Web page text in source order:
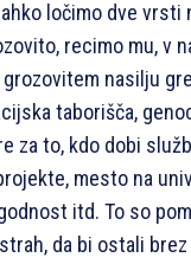
ločimo dve vrsti
recimo mu, v
nasilju
taborišča,
za to, kdo dobi
mesto na
itd. To so
da bi ostali